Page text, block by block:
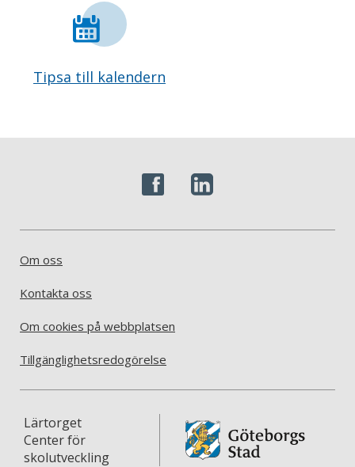
Tipsa till kalendern
Om oss
Kontakta oss
Om cookies på webbplatsen
Tillgänglighetsredogörelse
Lärtorget
Center för
skolutveckling